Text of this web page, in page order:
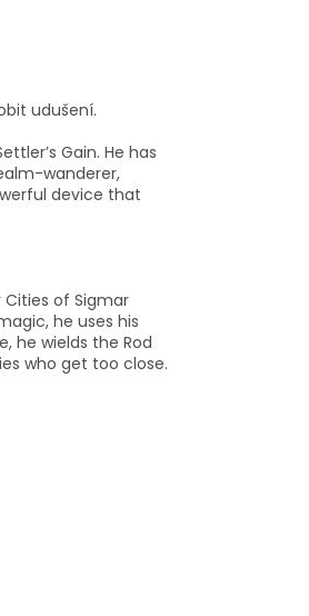
udušení.
Gain. He has
wanderer,
device that
of Sigmar
he uses his
he wields the Rod
who get too close.